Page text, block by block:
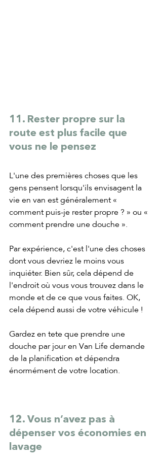
11. Rester propre sur la
route est plus facile que
vous ne le pensez
L'une des premières choses que les
gens pensent lorsqu'ils envisagent la
vie en van est généralement «
comment puis-je rester propre ? » ou «
comment prendre une douche ».
Par expérience, c'est l'une des choses
dont vous devriez le moins vous
inquiéter. Bien sûr, cela dépend de
l'endroit où vous vous trouvez dans le
monde et de ce que vous faites. OK,
cela dépend aussi de votre véhicule !
Gardez en tete que prendre une
douche par jour en Van Life demande
de la planification et dépendra
énormément de votre location.
12. Vous n’avez pas à
dépenser vos économies en
lavage